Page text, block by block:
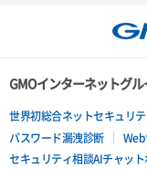
ポートデタッチ
ボリュームアタッチ
ボリュームデタッチ
GMOインターネットグ
世界初総合ネットセキュリ
パスワード漏洩診断
セキュリティ相談AIチャッ